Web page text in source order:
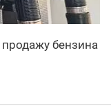
бензина